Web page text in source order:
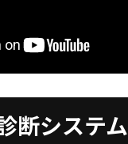
断システム